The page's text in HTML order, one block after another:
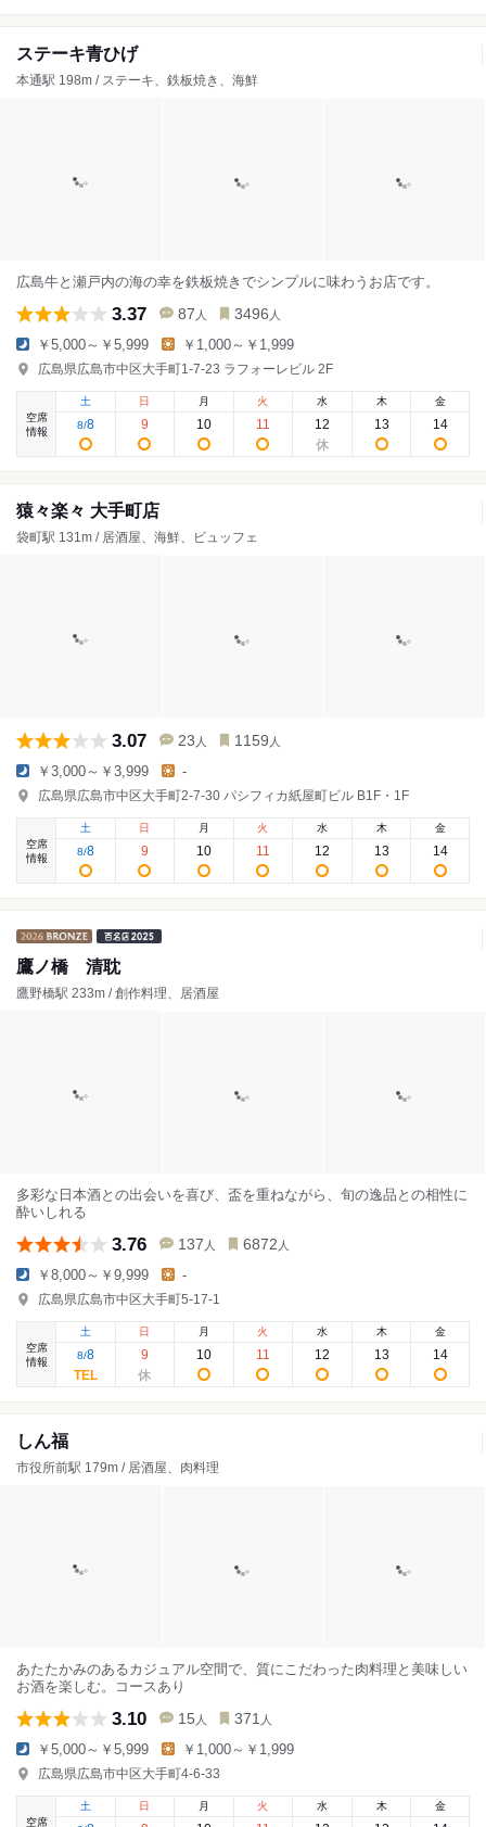
ステーキ青ひげ
本通駅 198m / ステーキ、鉄板焼き、海鮮
広島牛と瀬戸内の海の幸を鉄板焼きでシンプルに味わうお店です。
3.37 87 人 3496 人
￥5,000～￥5,999 ￥1,000～￥1,999
広島県広島市中区大手町1-7-23 ラフォーレビル 2F
空席
情報
土
8/8
日
9
月
10
火
11
水
12
木
13
金
14
猿々楽々 大手町店
袋町駅 131m / 居酒屋、海鮮、ビュッフェ
3.07 23 人 1159 人
￥3,000～￥3,999 -
広島県広島市中区大手町2-7-30 パシフィカ紙屋町ビル B1F・1F
空席
情報
土
8/8
日
9
月
10
火
11
水
12
木
13
金
14
鷹ノ橋 清耽
鷹野橋駅 233m / 創作料理、居酒屋
多彩な日本酒との出会いを喜び、盃を重ねながら、旬の逸品との相性に
酔いしれる
3.76 137 人 6872 人
￥8,000～￥9,999 -
広島県広島市中区大手町5-17-1
空席
情報
土
8/8
日
9
月
10
火
11
水
12
木
13
金
14
しん福
市役所前駅 179m / 居酒屋、肉料理
あたたかみのあるカジュアル空間で、質にこだわった肉料理と美味しい
お酒を楽しむ。コースあり
3.10 15 人 371 人
￥5,000～￥5,999 ￥1,000～￥1,999
広島県広島市中区大手町4-6-33
空席
土
日 月 火 水 木 金